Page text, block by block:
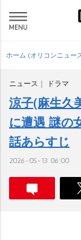
ホーム (オリコンニュー
ニュース ドラマ
涼子(麻生久
に遭遇 謎の
話あらすじ
2026-05-13 06:00